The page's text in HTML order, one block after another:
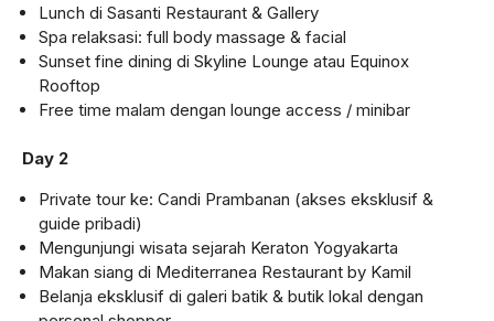
Lunch di Sasanti Restaurant & Gallery
Spa relaksasi: full body massage & facial
Sunset fine dining di Skyline Lounge atau Equinox
Rooftop
Free time malam dengan lounge access / minibar
Day 2
Private tour ke: Candi Prambanan (akses eksklusif &
guide pribadi)
Mengunjungi wisata sejarah Keraton Yogyakarta
Makan siang di Mediterranea Restaurant by Kamil
Belanja eksklusif di galeri batik & butik lokal dengan